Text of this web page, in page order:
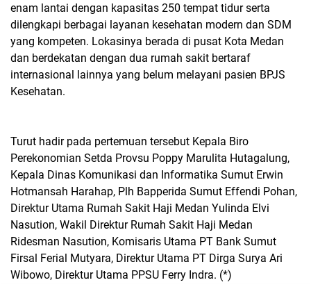
enam lantai dengan kapasitas 250 tempat tidur serta
dilengkapi berbagai layanan kesehatan modern dan SDM
yang kompeten. Lokasinya berada di pusat Kota Medan
dan berdekatan dengan dua rumah sakit bertaraf
internasional lainnya yang belum melayani pasien BPJS
Kesehatan.
Turut hadir pada pertemuan tersebut Kepala Biro
Perekonomian Setda Provsu Poppy Marulita Hutagalung,
Kepala Dinas Komunikasi dan Informatika Sumut Erwin
Hotmansah Harahap, Plh Bapperida Sumut Effendi Pohan,
Direktur Utama Rumah Sakit Haji Medan Yulinda Elvi
Nasution, Wakil Direktur Rumah Sakit Haji Medan
Ridesman Nasution, Komisaris Utama PT Bank Sumut
Firsal Ferial Mutyara, Direktur Utama PT Dirga Surya Ari
Wibowo, Direktur Utama PPSU Ferry Indra. (*)